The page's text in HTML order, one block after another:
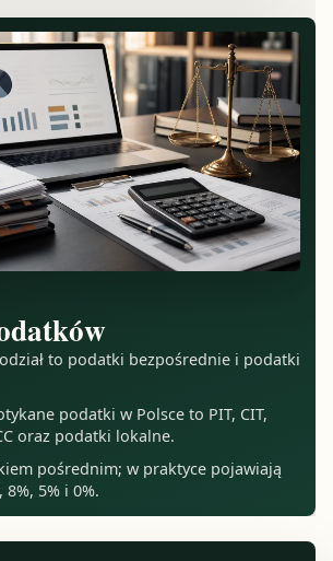
to podatki bezpośrednie i podatki
podatki w Polsce to PIT, CIT,
oraz podatki lokalne.
pośrednim; w praktyce pojawiają
5% i 0%.